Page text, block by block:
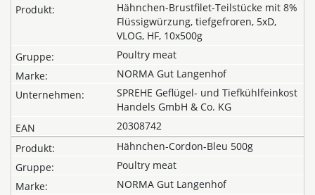
Hähnchen-Brustfilet-Teilstücke mit 8%
Flüssigwürzung, tiefgefroren, 5xD,
VLOG, HF, 10x500g
Poultry meat
NORMA Gut Langenhof
SPREHE Geflügel- und Tiefkühlfeinkost
Handels GmbH & Co. KG
20308742
Hähnchen-Cordon-Bleu 500g
Poultry meat
NORMA Gut Langenhof